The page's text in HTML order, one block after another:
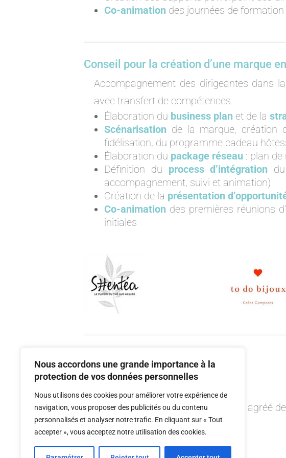
Nous accordons une grande importance à la
protection de vos données personnelles
Nous utilisons des cookies pour améliorer votre expérience de
navigation, vous proposer des publicités ou du contenu
personnalisés et analyser notre trafic. En cliquant sur « Tout
accepter », vous acceptez notre utilisation des cookies.
Co-animation des journées de formation
Conseil pour la création d’une marque
Accompagnement des dirigeantes dans
avec transfert de compétences.
Élaboration du business plan et de la
Scénarisation de la marque, création
fidélisation, du programme cadeau
Élaboration du package réseau : plan
Définition du process d’intégration
accompagnement, suivi et animation)
Création de la présentation
Co-animation des premières réunions
initiales
Partenaire agréé